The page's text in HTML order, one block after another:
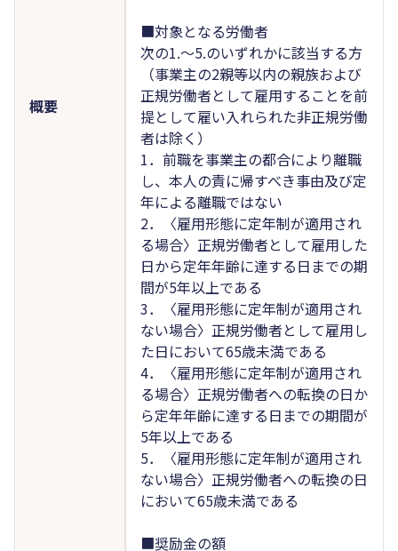
概要
■対象となる労働者
次の1.～5.のいずれかに該当する方
（事業主の2親等以内の親族および
正規労働者として雇用することを前
提として雇い入れられた非正規労働
者は除く）
1．前職を事業主の都合により離職
し、本人の責に帰すべき事由及び定
年による離職ではない
2．〈雇用形態に定年制が適用され
る場合〉正規労働者として雇用した
日から定年年齢に達する日までの期
間が5年以上である
3．〈雇用形態に定年制が適用され
ない場合〉正規労働者として雇用し
た日において65歳未満である
4．〈雇用形態に定年制が適用され
る場合〉正規労働者への転換の日か
ら定年年齢に達する日までの期間が
5年以上である
5．〈雇用形態に定年制が適用され
ない場合〉正規労働者への転換の日
において65歳未満である
■奨励金の額